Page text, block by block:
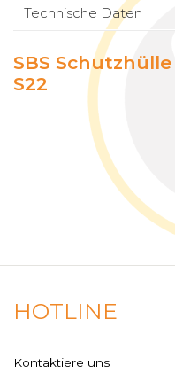
Technische Daten
SBS
S22
HOTLINE
Kontaktiere uns